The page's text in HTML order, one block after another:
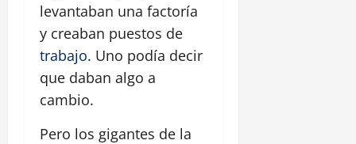
levantaban una factoría
y creaban puestos de
trabajo. Uno podía decir
que daban algo a
cambio.
Pero los gigantes de la